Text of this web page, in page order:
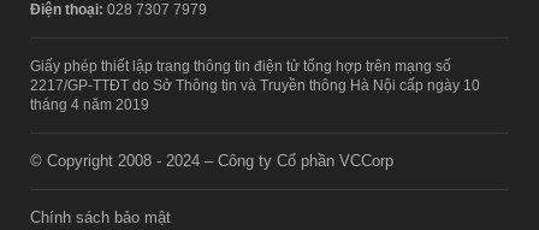
Điện thoại: 028 7307 7979
Giấy phép thiết lập trang thông tin điện tử tổng hợp trên mạng số
2217/GP-TTĐT do Sở Thông tin và Truyền thông Hà Nội cấp ngày 10
tháng 4 năm 2019
© Copyright 2008 - 2024 – Công ty Cổ phần VCCorp
Chính sách bảo mật